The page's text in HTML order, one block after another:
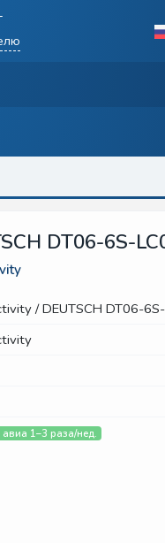
DT06-6S-
/ DEUTSCH DT06-
авиа 1–3 раза/нед.